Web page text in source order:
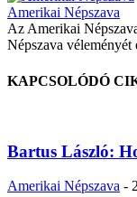
Amerikai Népszava
Az Amerikai
Népszava
KAPCSOLÓDÓ
Bartus László:
Amerikai Népszava -